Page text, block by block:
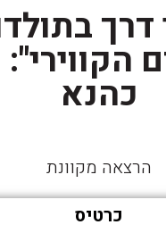
דרך
הקווירי":
כהנא
הרצאה מקוונת
כרטיס